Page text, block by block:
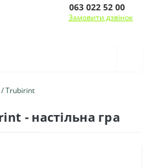
063 022 52 00
Замовити дзвінок
/ Trubirint
- настільна гра